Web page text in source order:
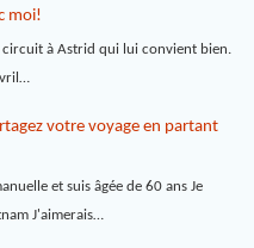
moi!
circuit à Astrid qui lui convient bien.
votre voyage en partant
et suis âgée de 60 ans Je
J'aimerais…